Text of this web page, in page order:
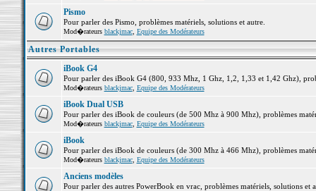
Pismo
Pour parler des Pismo, problèmes matériels, solutions et autre.
Mod�rateurs blackjmac, Equipe des Modérateurs
Autres Portables
iBook G4
Pour parler des iBook G4 (800, 933 Mhz, 1 Ghz, 1,2, 1,33 et 1,42 Ghz),
Mod�rateurs blackjmac, Equipe des Modérateurs
iBook Dual USB
Pour parler des iBook de couleurs (de 500 Mhz à 900 Mhz), problèmes
Mod�rateurs blackjmac, Equipe des Modérateurs
iBook
Pour parler des iBook de couleurs (de 300 Mhz à 466 Mhz), problèmes
Mod�rateurs blackjmac, Equipe des Modérateurs
Anciens modèles
Pour parler des autres PowerBook en vrac, problèmes matériels, solutions et